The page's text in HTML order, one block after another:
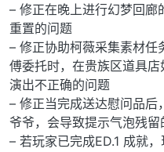
– 修正在晚上进行幻梦回廊
重置的问题
– 修正协助柯薇采集素材任
傅委托时，在贵族区道具
演出不正确的问题
– 修正当完成送达慰问品后
爷爷，会导致提示气泡残留
– 若玩家已完成ED.1 成就